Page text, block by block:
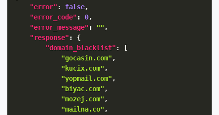
"error" : false,
"error_code" : 0,
"error_message" : "" ,
"response" :
{
"domain_blacklist" :
[
"gocasin.com" ,
"kucix.com" ,
"yopmail.com" ,
"biyac.com" ,
"mozej.com" ,
"mailna.co" ,